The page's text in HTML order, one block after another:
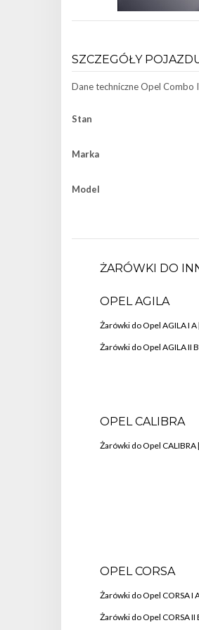
SZCZEGÓŁY
Dane techniczneOpel Combo
Stan
Marka
Model
ŻARÓWKI DO
OPEL AGILA
Żarówki do Opel AGILA I
Żarówki do Opel AGILA II
OPEL CALIBRA
Żarówki do Opel
OPEL CORSA
Żarówki do Opel CORSA I
Żarówki do Opel CORSA